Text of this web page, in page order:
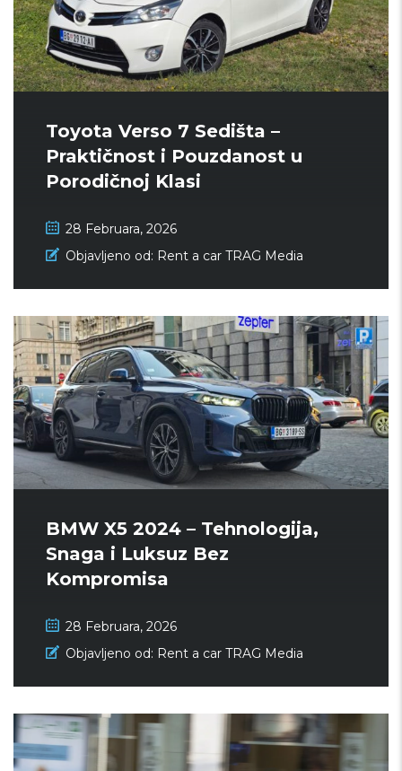
Toyota Verso 7 Sedišta –
Praktičnost i Pouzdanost u
Porodičnoj Klasi
28 Februara, 2026
Objavljeno od: Rent a car TRAG Media
BMW X5 2024 – Tehnologija,
Snaga i Luksuz Bez
Kompromisa
28 Februara, 2026
Objavljeno od: Rent a car TRAG Media